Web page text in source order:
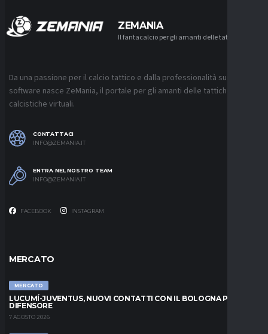
ZEMANIA
Il fantacalcio per gli amanti delle tattiche
Da una passione per il calcio tattico e dalla professionalità sui
software nasce ZeMania, il portale per gli amanti delle tattiche
calcistiche virtuali.
CONTATTACI
INFO@ZEMANIA.IT
ENTRA NEL NOSTRO TEAM
INFO@ZEMANIA.IT
FACEBOOK INSTAGRAM
MERCATO
MERCATO
LUCUMÍ-JUVENTUS, NUOVI CONTATTI CON IL BOLOGNA PER IL
DIFENSORE
7 AGOSTO 2026